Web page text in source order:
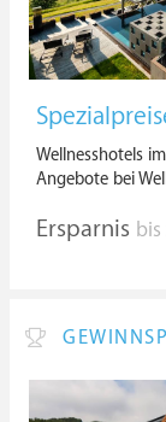
Wellnesshotels
Angebote bei
Ersparnis bis